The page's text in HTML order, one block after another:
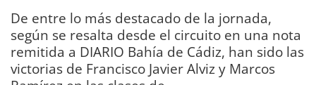
De entre lo más destacado de la jornada,
según se resalta desde el circuito en una nota
remitida a DIARIO Bahía de Cádiz, han sido las
victorias de Francisco Javier Alviz y Marcos